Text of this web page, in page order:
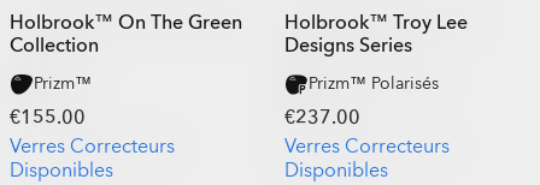
Holbrook™ On The Green
Collection
Prizm™
€155.00
Verres Correcteurs
Disponibles
Holbrook™ Troy Lee
Designs Series
Prizm™ Polarisés
€237.00
Verres Correcteurs
Disponibles